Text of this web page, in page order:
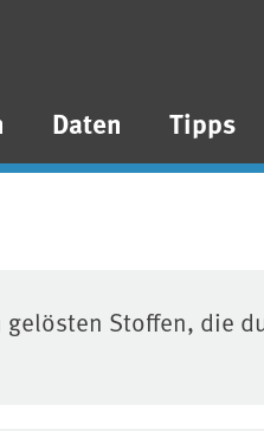
Daten Tipps
gelösten Stoffen, die